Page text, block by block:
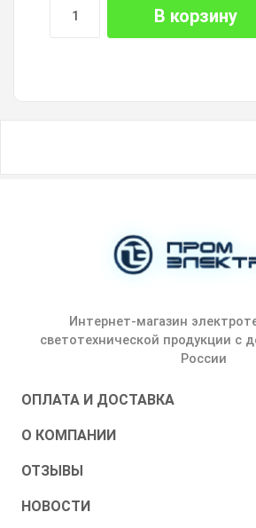
В корзину
Интернет-магазин
светотехнической продукции с
России
ОПЛАТА И ДОСТАВКА
О КОМПАНИИ
ОТЗЫВЫ
НОВОСТИ